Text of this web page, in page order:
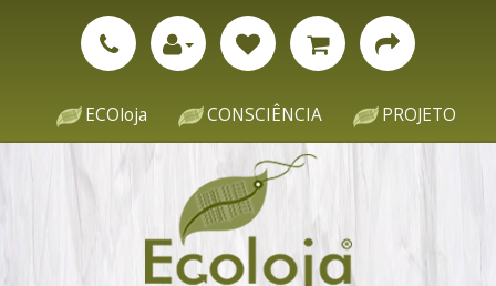
ECOloja CONSCIÊNCIA PROJETO